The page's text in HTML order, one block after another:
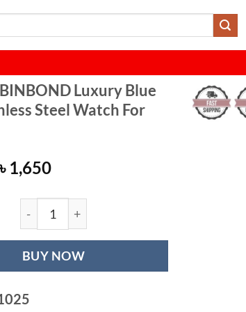
Luxury Blue
Steel Watch For
price
was:
৳ 1,999.
৳ 1,650Current
is:
৳ 1,650.
BN1025 BINBOND Luxury Blue
BUY NOW